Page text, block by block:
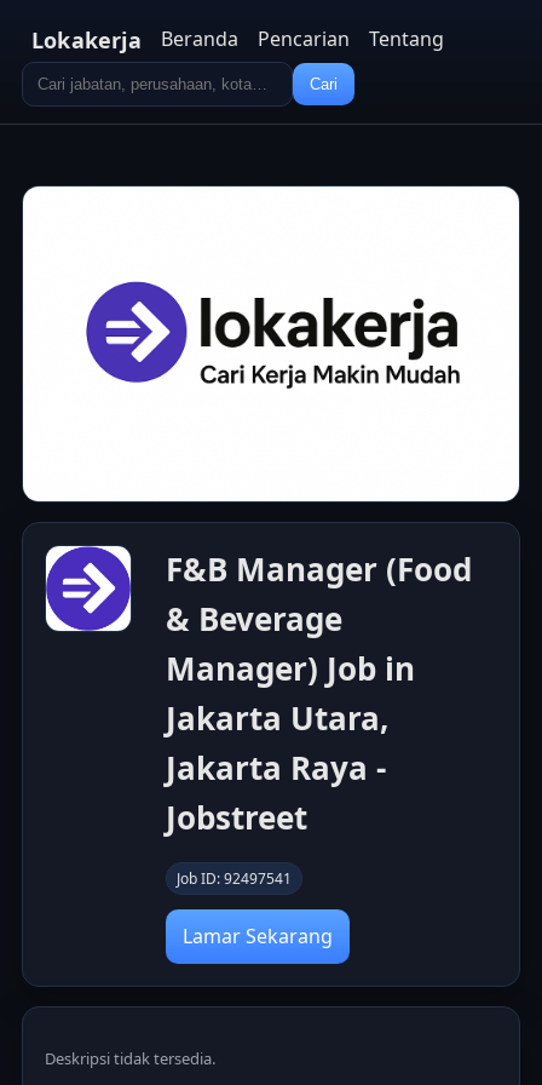
Lokakerja Beranda Pencarian Tentang
Cari
F&B Manager (Food
& Beverage
Manager) Job in
Jakarta Utara,
Jakarta Raya -
Jobstreet
Job ID: 92497541
Lamar Sekarang
Deskripsi tidak tersedia.